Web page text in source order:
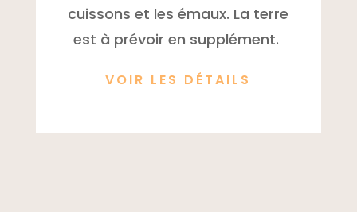
cuissons et les émaux. La terre
est à prévoir en supplément.
VOIR LES DÉTAILS